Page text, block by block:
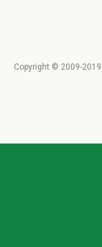
Copyright © 2009-